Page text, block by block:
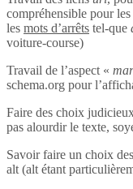
compréhensible pour
les mots d’arrêts tel-que
voiture-course)
Travail de l’aspect «
schema.org pour
Faire des choix
pas alourdir le texte,
Savoir faire un choix des
alt (alt étant